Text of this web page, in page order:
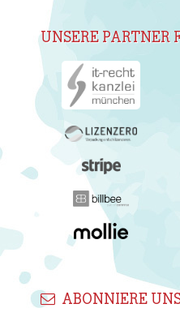
UNSERE PARTNER
ABONNIERE